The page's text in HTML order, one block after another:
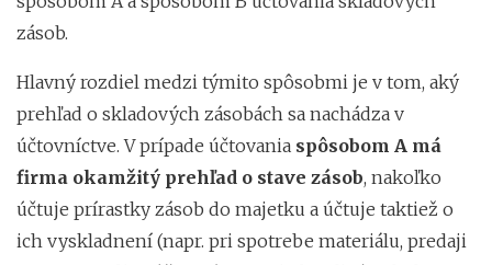
zásob.
Hlavný rozdiel medzi týmito spôsobmi je v tom, aký
prehľad o skladových zásobách sa nachádza v
účtovníctve. V prípade účtovania spôsobom A má
firma okamžitý prehľad o stave zásob, nakoľko
účtuje prírastky zásob do majetku a účtuje taktiež o
ich vyskladnení (napr. pri spotrebe materiálu, predaji